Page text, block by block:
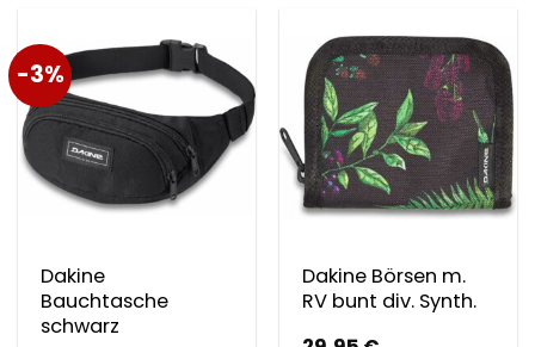
-3%
Dakine
Bauchtasche
schwarz
Dakine Börsen m.
RV bunt div. Synth.